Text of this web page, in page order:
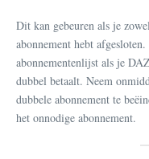
Dit kan gebeuren als je
abonnement hebt
abonnementenlijst als je
dubbel betaalt. Neem
dubbele abonnement te
het onnodige abonnement.